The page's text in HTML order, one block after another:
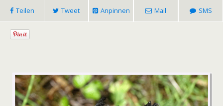
Teilen Tweet Anpinnen Mail SMS